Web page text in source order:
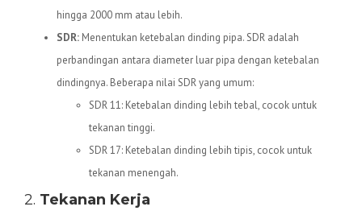
hingga 2000 mm atau lebih.
SDR: Menentukan ketebalan dinding pipa. SDR adalah
perbandingan antara diameter luar pipa dengan ketebalan
dindingnya. Beberapa nilai SDR yang umum:
SDR 11: Ketebalan dinding lebih tebal, cocok untuk
tekanan tinggi.
SDR 17: Ketebalan dinding lebih tipis, cocok untuk
tekanan menengah.
2. Tekanan Kerja